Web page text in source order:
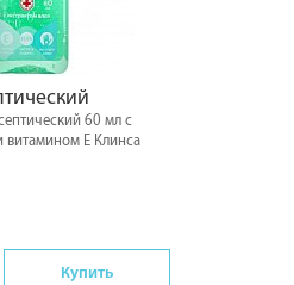
60 мл с
витамином Е Клинса
Купить